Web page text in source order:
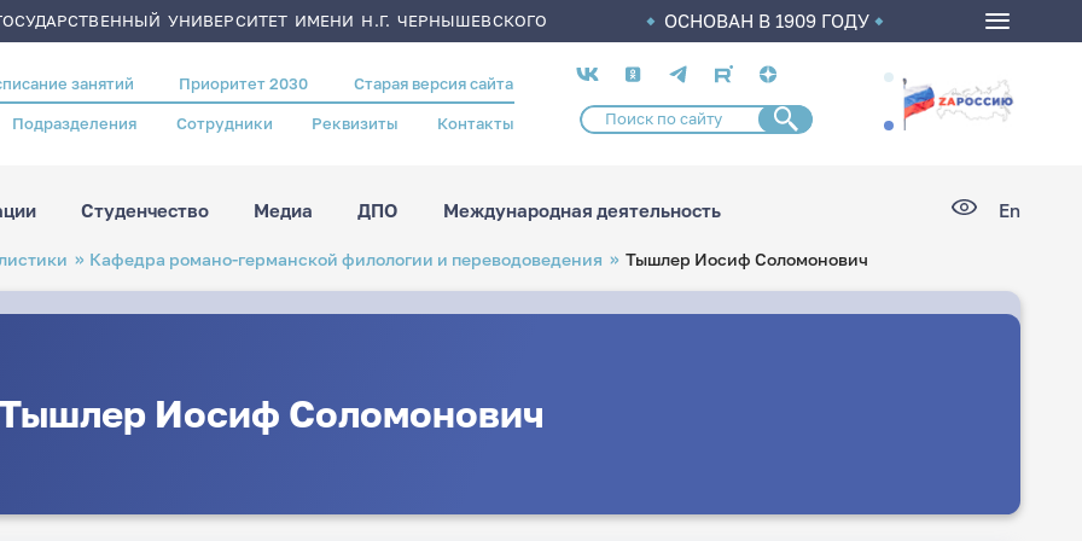
УНИВЕРСИТЕТ ИМЕНИ Н.Г. ЧЕРНЫШЕВСКОГО ОСНОВАН В 1909 ГОДУ
занятий Приоритет 2030 Старая версия сайта
Подразделения Сотрудники Реквизиты Контакты
Социальные
сети
Студенчество Медиа ДПО Международная деятельность En
Кафедра романо-германской филологии и переводоведения Тышлер Иосиф Соломонович
Иосиф Соломонович